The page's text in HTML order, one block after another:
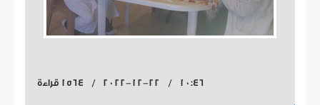
10:46 / 2022-12-22 / 1564 قراءة